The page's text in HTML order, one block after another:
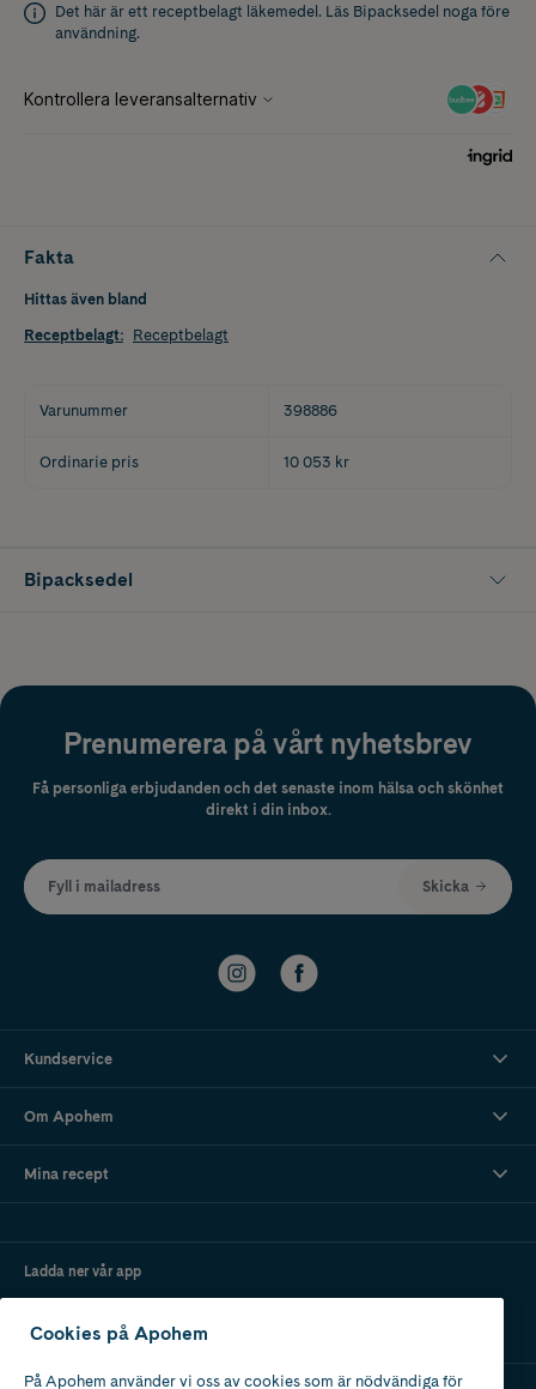
Det här är ett receptbelagt läkemedel. Läs Bipacksedel noga före
användning.
Fakta
Hittas även bland
Receptbelagt: Receptbelagt
Varunummer 398886
Ordinarie pris 10 053 kr
Bipacksedel
Prenumerera på vårt nyhetsbrev
Få personliga erbjudanden och det senaste inom hälsa och skönhet
direkt i din inbox.
Fyll i mailadress Skicka
Kundservice
Om Apohem
Mina recept
Ladda ner vår app
Cookies på Apohem
På Apohem använder vi oss av cookies som är nödvändiga för